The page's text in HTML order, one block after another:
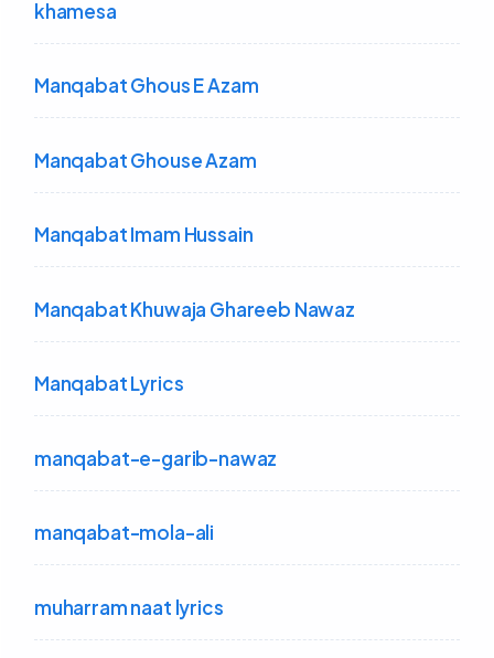
khamesa
Manqabat Ghous E Azam
Manqabat Ghouse Azam
Manqabat Imam Hussain
Manqabat Khuwaja Ghareeb Nawaz
Manqabat Lyrics
manqabat-e-garib-nawaz
manqabat-mola-ali
muharram naat lyrics